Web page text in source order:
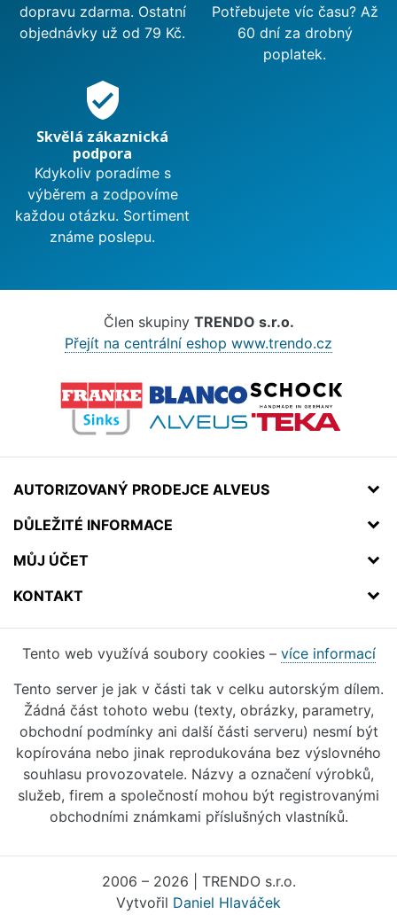
dopravu zdarma. Ostatní
objednávky už od 79 Kč.
Potřebujete víc času? Až
60 dní za drobný
poplatek.
verified_user
Skvělá zákaznická
podpora
Kdykoliv poradíme s
výběrem a zodpovíme
každou otázku. Sortiment
známe poslepu.
Člen skupiny TRENDO s.r.o.
Přejít na centrální eshop www.trendo.cz
AUTORIZOVANÝ PRODEJCE ALVEUS
DŮLEŽITÉ INFORMACE
MŮJ ÚČET
KONTAKT
Tento web využívá soubory cookies – více informací
Tento server je jak v části tak v celku autorským dílem.
Žádná část tohoto webu (texty, obrázky, parametry,
obchodní podmínky ani další části serveru) nesmí být
kopírována nebo jinak reprodukována bez výslovného
souhlasu provozovatele. Názvy a označení výrobků,
služeb, firem a společností mohou být registrovanými
obchodními známkami příslušných vlastníků.
2006 – 2026 | TRENDO s.r.o.
Vytvořil Daniel Hlaváček